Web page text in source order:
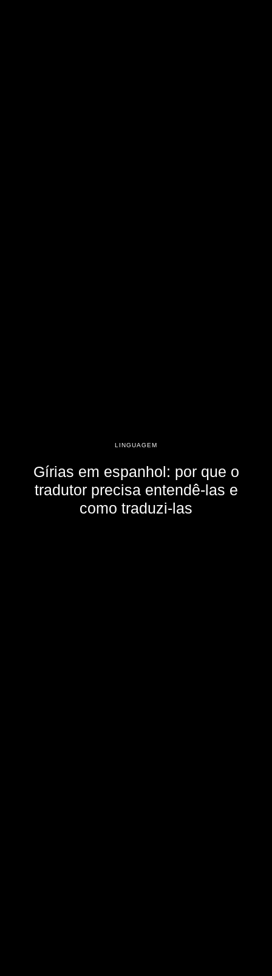
LINGUAGEM
Gírias em espanhol: por que o
tradutor precisa entendê-las e
como traduzi-las